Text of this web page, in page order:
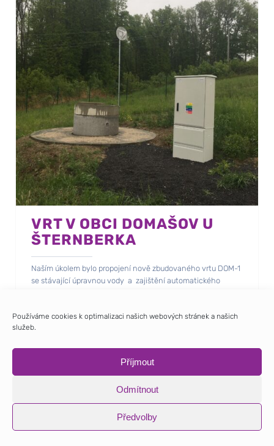
Používáme cookies k optimalizaci našich webových stránek a našich
služeb.
Příjmout
Odmítnout
Předvolby
VRT V OBCI DOMAŠOV U
ŠTERNBERKA
Naším úkolem bylo propojení nově zbudovaného vrtu DOM-1
se stávající úpravnou vody a zajištění automatického
nevyhovujícího rozvaděče úpravny vody.